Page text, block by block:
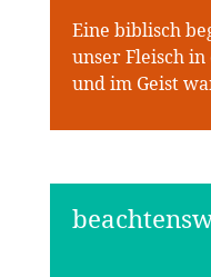
Eine biblisch
unser Fleisch
und im Geist